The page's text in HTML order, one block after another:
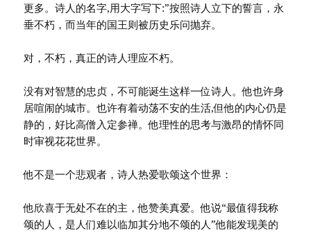
更多。诗人的名字,用大字写下:”按照诗人立下的誓言，永
垂不朽，而当年的国王则被历史乐问抛弃。
对，不朽，真正的诗人理应不朽。
没有对智慧的忠贞，不可能诞生这样一位诗人。他也许身
居喧闹的城市。也许有着动荡不安的生活,但他的内心仍是
静的，好比高僧入定参禅。他理性的思考与激昂的情怀同
时审视花花世界。
他不是一个悲观者，诗人热爱歌颂这个世界：
他欣喜于无处不在的主，他赞美真爱。他说“最值得我称
颂的人，是人们难以临加其分地不颂的人”他能发现美的